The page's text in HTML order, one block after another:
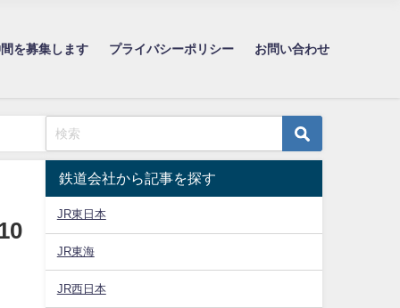
を募集します プライバシーポリシー お問い合わせ
鉄道会社から記事を探す
JR東日本
JR東海
JR西日本